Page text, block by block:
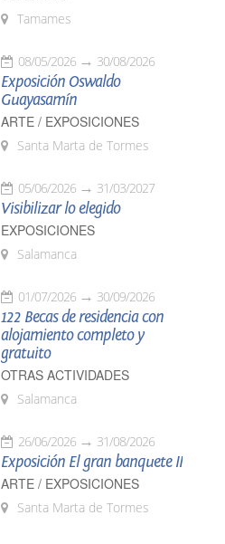
Tamames
08/05/2026 30/08/2026
Exposición Oswaldo
Guayasamín
ARTE / EXPOSICIONES
Santa Marta de Tormes
05/06/2026 31/03/2027
Visibilizar lo elegido
EXPOSICIONES
Salamanca
01/07/2026 30/09/2026
122 Becas de residencia con
alojamiento completo y
gratuito
OTRAS ACTIVIDADES
Salamanca
26/06/2026 31/08/2026
Exposición El gran banquete II
ARTE / EXPOSICIONES
Santa Marta de Tormes